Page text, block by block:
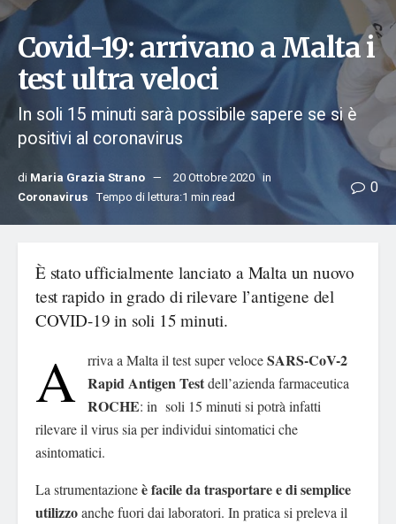
Covid-19: arrivano a Malta i
test ultra veloci
In soli 15 minuti sarà possibile sapere se si è
positivi al coronavirus
di Maria Grazia Strano 20 Ottobre 2020 in
Coronavirus Tempo di lettura:1 min read 0
È stato ufficialmente lanciato a Malta un nuovo
test rapido in grado di rilevare l’antigene del
COVID-19 in soli 15 minuti.
A rriva a Malta il test super veloceSARS-CoV-2
Rapid Antigen Testdell’azienda farmaceutica
ROCHE: in soli 15 minuti si potrà infatti
rilevare il virus sia per individui sintomatici che
asintomatici.
La strumentazioneè facile da trasportare e di semplice
utilizzoanche fuori dai laboratori. In pratica si preleva il